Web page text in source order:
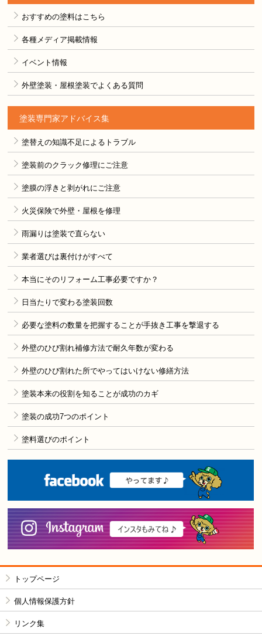
おすすめの塗料はこちら
各種メディア掲載情報
イベント情報
外壁塗装・屋根塗装でよくある質問
塗装専門家アドバイス集
塗替えの知識不足によるトラブル
塗装前のクラック修理にご注意
塗膜の浮きと剥がれにご注意
火災保険で外壁・屋根を修理
雨漏りは塗装で直らない
業者選びは裏付けがすべて
本当にそのリフォーム工事必要ですか？
日当たりで変わる塗装回数
必要な塗料の数量を把握することが手抜き工事を撃退する
外壁のひび割れ補修方法で耐久年数が変わる
外壁のひび割れた所でやってはいけない修繕方法
塗装本来の役割を知ることが成功のカギ
塗装の成功7つのポイント
塗料選びのポイント
トップページ
個人情報保護方針
リンク集